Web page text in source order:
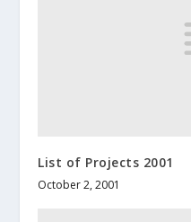
List of Projects 2001
October 2, 2001